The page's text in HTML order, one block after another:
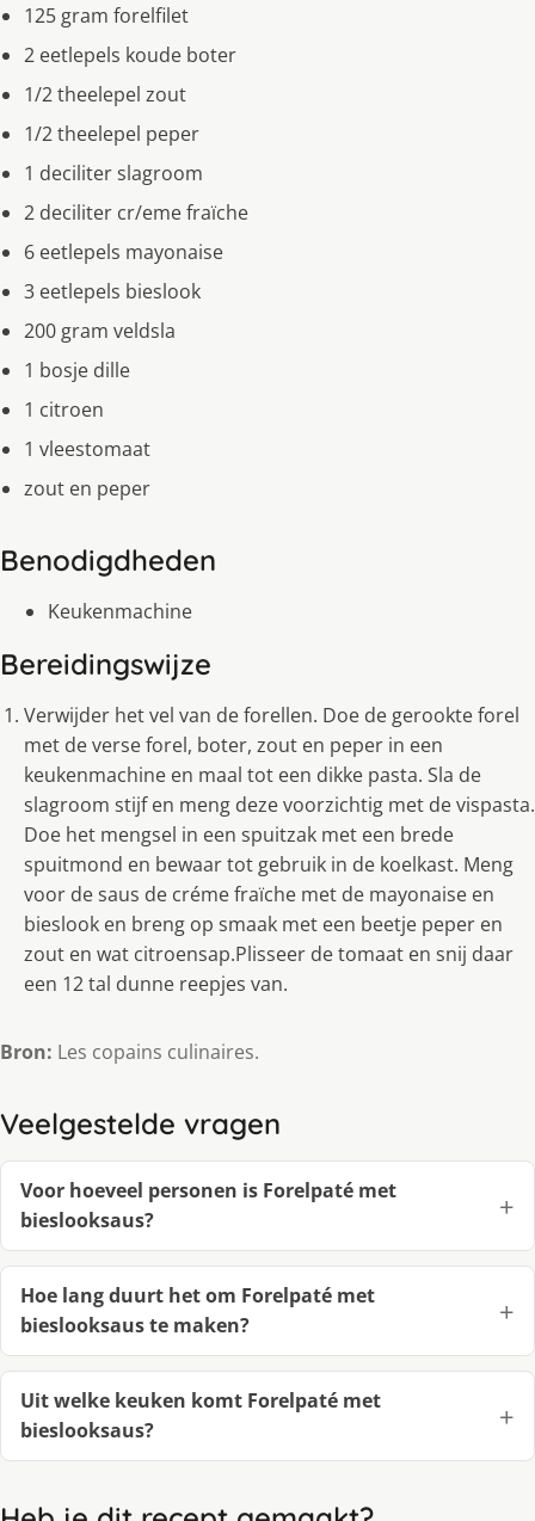
125 gram forelfilet
2 eetlepels koude boter
1/2 theelepel zout
1/2 theelepel peper
1 deciliter slagroom
2 deciliter cr/eme fraïche
6 eetlepels mayonaise
3 eetlepels bieslook
200 gram veldsla
1 bosje dille
1 citroen
1 vleestomaat
zout en peper
Benodigdheden
Keukenmachine
Bereidingswijze
Verwijder het vel van de forellen. Doe de gerookte forel
met de verse forel, boter, zout en peper in een
keukenmachine en maal tot een dikke pasta. Sla de
slagroom stijf en meng deze voorzichtig met de vispasta.
Doe het mengsel in een spuitzak met een brede
spuitmond en bewaar tot gebruik in de koelkast. Meng
voor de saus de créme fraïche met de mayonaise en
bieslook en breng op smaak met een beetje peper en
zout en wat citroensap.Plisseer de tomaat en snij daar
een 12 tal dunne reepjes van.
Bron: Les copains culinaires.
Veelgestelde vragen
Voor hoeveel personen is Forelpaté met
bieslooksaus?
Hoe lang duurt het om Forelpaté met
bieslooksaus te maken?
Uit welke keuken komt Forelpaté met
bieslooksaus?